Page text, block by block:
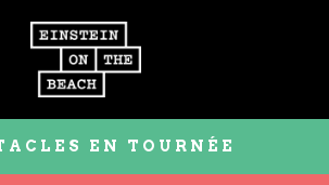
EN TOURNÉE